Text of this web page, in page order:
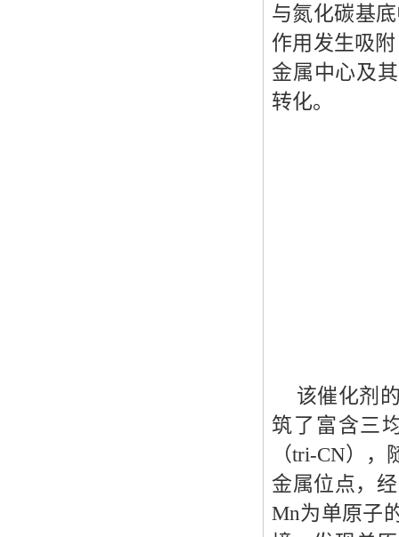
与氮化碳基
作用发生吸
金属中心及
转化。
该催化剂
筑了富含三
（tri-CN）
金属位点，
Mn为单原子